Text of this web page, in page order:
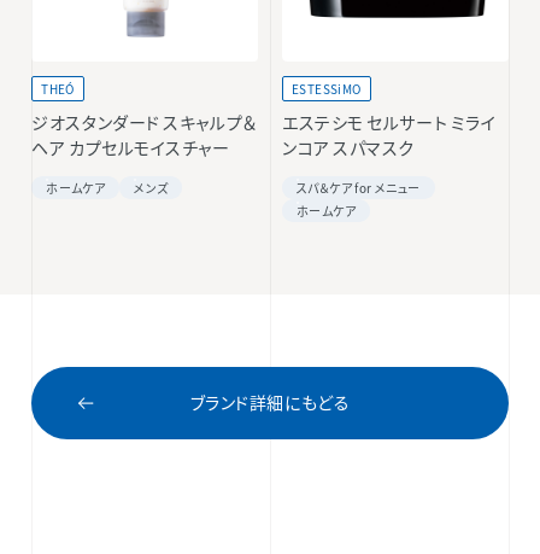
THEÓ
ジオスタンダード スキャルプ＆
ヘア カプセルモイスチャー
ホームケア メンズ
ESTESSiMO
エステシモ セルサート ミライ
ンコア スパマスク
スパ＆ケア for メニュー
ホームケア
ブランド詳細にもどる